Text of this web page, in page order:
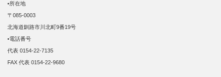
•所在地
〒085-0003
北海道釧路市川北町9番19号
•電話番号
代表 0154-22-7135
FAX 代表 0154-22-9680